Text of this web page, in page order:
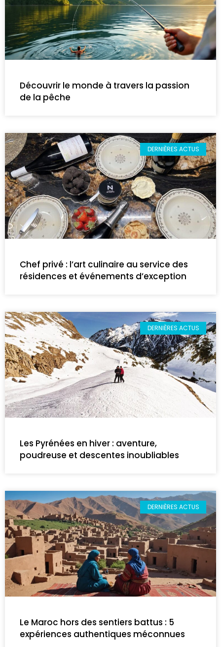
Découvrir le monde à travers la passion
de la pêche
DERNIÈRES ACTUS
Chef privé : l’art culinaire au service des
résidences et événements d’exception
DERNIÈRES ACTUS
Les Pyrénées en hiver : aventure,
poudreuse et descentes inoubliables
DERNIÈRES ACTUS
Le Maroc hors des sentiers battus : 5
expériences authentiques méconnues